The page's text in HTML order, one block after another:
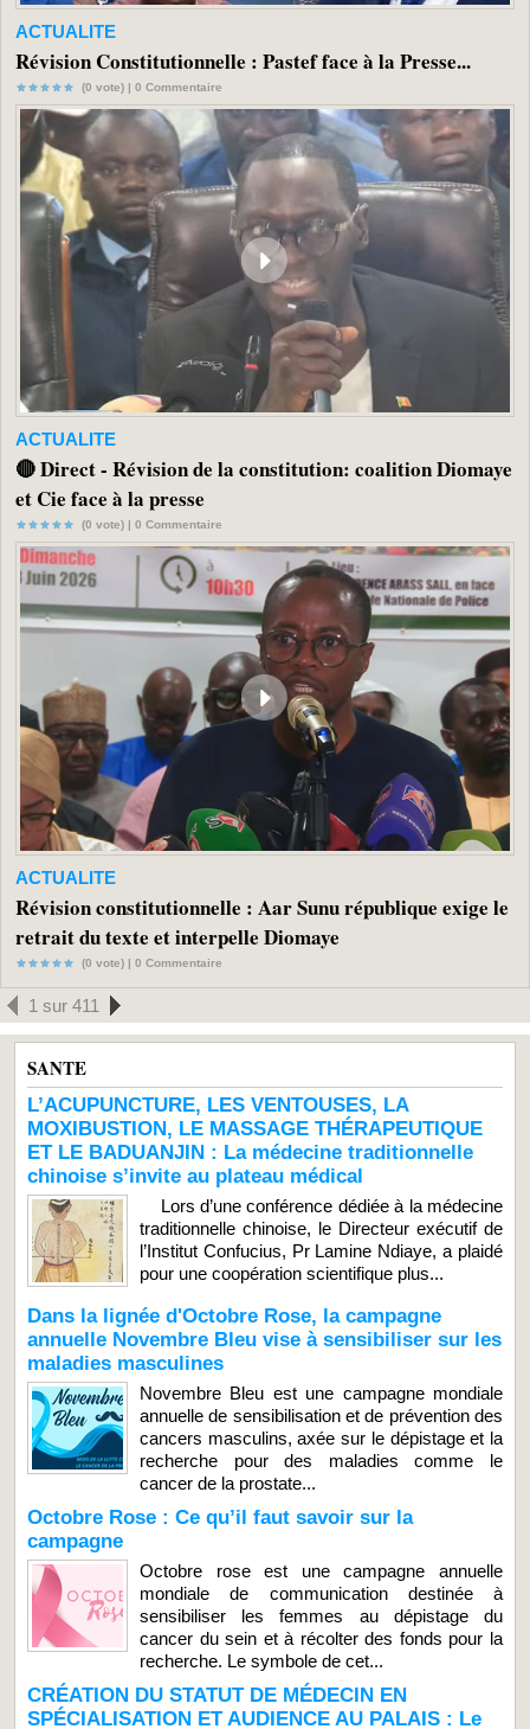
ACTUALITE
Révision Constitutionnelle : Pastef face à la Presse...
(0 vote) | 0 Commentaire
ACTUALITE
🔴 Direct - Révision de la constitution: coalition Diomaye
et Cie face à la presse
(0 vote) | 0 Commentaire
ACTUALITE
Révision constitutionnelle : Aar Sunu république exige le
retrait du texte et interpelle Diomaye
(0 vote) | 0 Commentaire
1 sur 411
SANTE
L’ACUPUNCTURE, LES VENTOUSES, LA
MOXIBUSTION, LE MASSAGE THÉRAPEUTIQUE
ET LE BADUANJIN : La médecine traditionnelle
chinoise s’invite au plateau médical
Lors d’une conférence dédiée à la médecine
traditionnelle chinoise, le Directeur exécutif de
l’Institut Confucius, Pr Lamine Ndiaye, a plaidé
pour une coopération scientifique plus...
Dans la lignée d'Octobre Rose, la campagne
annuelle Novembre Bleu vise à sensibiliser sur les
maladies masculines
Novembre Bleu est une campagne mondiale
annuelle de sensibilisation et de prévention des
cancers masculins, axée sur le dépistage et la
recherche pour des maladies comme le
cancer de la prostate...
Octobre Rose : Ce qu’il faut savoir sur la
campagne
Octobre rose est une campagne annuelle
mondiale de communication destinée à
sensibiliser les femmes au dépistage du
cancer du sein et à récolter des fonds pour la
recherche. Le symbole de cet...
CRÉATION DU STATUT DE MÉDECIN EN
SPÉCIALISATION ET AUDIENCE AU PALAIS : Le